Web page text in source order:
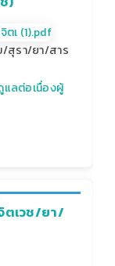
/สุรา/ยา/สาร
แลต่อเนื่องผู้
ตเวช/ยา/